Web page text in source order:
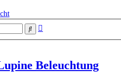
Suche
Beleuchtung